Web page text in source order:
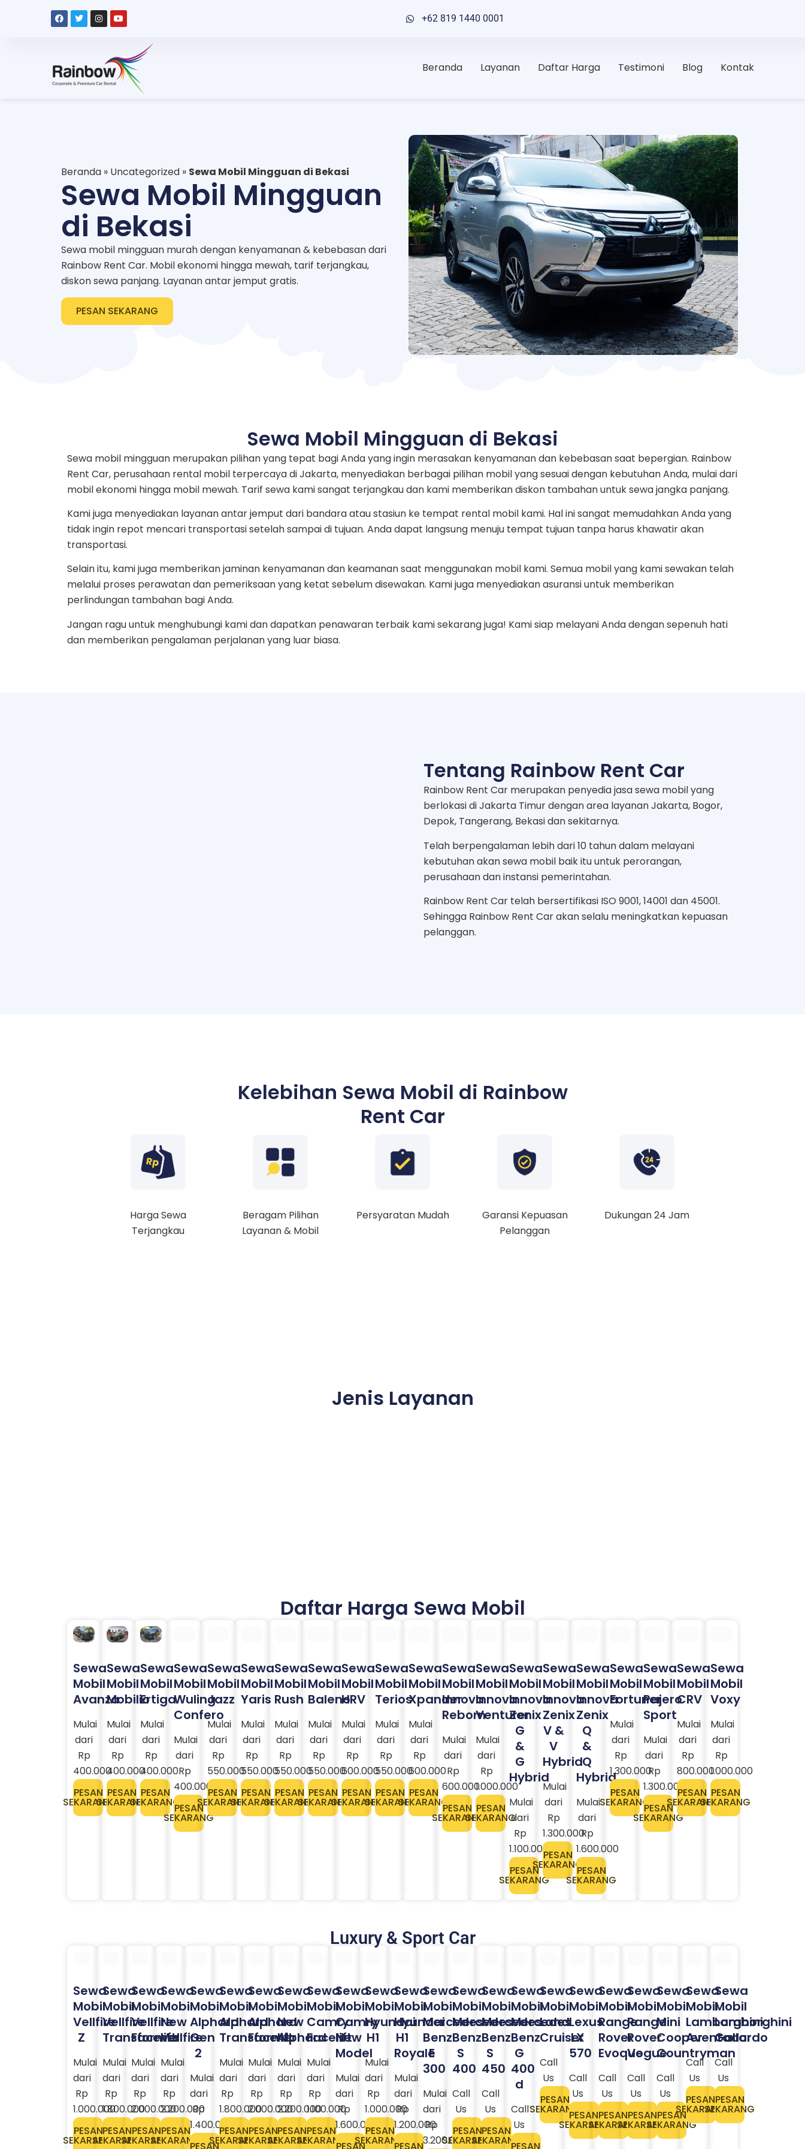
+62 819 1440 0001
Beranda Layanan Daftar Harga Testimoni Blog Kontak
Beranda » Uncategorized » Sewa Mobil Mingguan di Bekasi
Sewa Mobil Mingguan
di Bekasi
Sewa mobil mingguan murah dengan kenyamanan & kebebasan dari
Rainbow Rent Car. Mobil ekonomi hingga mewah, tarif terjangkau,
diskon sewa panjang. Layanan antar jemput gratis.
PESAN SEKARANG
Sewa Mobil Mingguan di Bekasi
Sewa mobil mingguan merupakan pilihan yang tepat bagi Anda yang ingin merasakan kenyamanan dan kebebasan saat bepergian. Rainbow
Rent Car, perusahaan rental mobil terpercaya di Jakarta, menyediakan berbagai pilihan mobil yang sesuai dengan kebutuhan Anda, mulai dari
mobil ekonomi hingga mobil mewah. Tarif sewa kami sangat terjangkau dan kami memberikan diskon tambahan untuk sewa jangka panjang.
Kami juga menyediakan layanan antar jemput dari bandara atau stasiun ke tempat rental mobil kami. Hal ini sangat memudahkan Anda yang
tidak ingin repot mencari transportasi setelah sampai di tujuan. Anda dapat langsung menuju tempat tujuan tanpa harus khawatir akan
transportasi.
Selain itu, kami juga memberikan jaminan kenyamanan dan keamanan saat menggunakan mobil kami. Semua mobil yang kami sewakan telah
melalui proses perawatan dan pemeriksaan yang ketat sebelum disewakan. Kami juga menyediakan asuransi untuk memberikan
perlindungan tambahan bagi Anda.
Jangan ragu untuk menghubungi kami dan dapatkan penawaran terbaik kami sekarang juga! Kami siap melayani Anda dengan sepenuh hati
dan memberikan pengalaman perjalanan yang luar biasa.
Tentang Rainbow Rent Car
Rainbow Rent Car merupakan penyedia jasa sewa mobil yang
berlokasi di Jakarta Timur dengan area layanan Jakarta, Bogor,
Depok, Tangerang, Bekasi dan sekitarnya.
Telah berpengalaman lebih dari 10 tahun dalam melayani
kebutuhan akan sewa mobil baik itu untuk perorangan,
perusahaan dan instansi pemerintahan.
Rainbow Rent Car telah bersertifikasi ISO 9001, 14001 dan 45001.
Sehingga Rainbow Rent Car akan selalu meningkatkan kepuasan
pelanggan.
Kelebihan Sewa Mobil di Rainbow
Rent Car
Harga Sewa
Terjangkau
Beragam Pilihan
Layanan & Mobil
Persyaratan Mudah
Garansi Kepuasan
Pelanggan
Dukungan 24 Jam
Jenis Layanan
Daftar Harga Sewa Mobil
Sewa
Mobil
Avanza
Mulai
dari
Rp
400.000
PESAN
SEKARANG
Sewa
Mobil
Mobilio
Mulai
dari
Rp
400.000
PESAN
SEKARANG
Sewa
Mobil
Ertiga
Mulai
dari
Rp
400.000
PESAN
SEKARANG
Sewa
Mobil
Wuling
Confero
Mulai
dari
Rp
400.000
PESAN
SEKARANG
Sewa
Mobil
Jazz
Mulai
dari
Rp
550.000
PESAN
SEKARANG
Sewa
Mobil
Yaris
Mulai
dari
Rp
550.000
PESAN
SEKARANG
Sewa
Mobil
Rush
Mulai
dari
Rp
550.000
PESAN
SEKARANG
Sewa
Mobil
Baleno
Mulai
dari
Rp
550.000
PESAN
SEKARANG
Sewa
Mobil
HRV
Mulai
dari
Rp
600.000
PESAN
SEKARANG
Sewa
Mobil
Terios
Mulai
dari
Rp
550.000
PESAN
SEKARANG
Sewa
Mobil
Xpander
Mulai
dari
Rp
600.000
PESAN
SEKARANG
Sewa
Mobil
Innova
Reborn
Mulai
dari
Rp
600.000
PESAN
SEKARANG
Mobil
Innova
Venturer
dari
Rp
1.000.000
PESAN
SEKARANG
Mobil
Innova
Zenix
G
&
G
Hybrid
Mulai
dari
Rp
1.100.000
PESAN
SEKARANG
Mobil
Innova
Zenix
V &
V
Hybrid
Mulai
dari
Rp
1.300.000
PESAN
SEKARANG
Mobil
Innova
Zenix
Q
&
Q
Hybrid
Mulai
dari
Rp
1.600.000
PESAN
SEKARANG
Mobil
Fortuner
dari
Rp
1.300.000
PESAN
SEKARANG
Mobil
Pajero
Sport
Mulai
dari
Rp
1.300.000
PESAN
SEKARANG
Sewa
Mobil
CRV
Mulai
dari
Rp
800.000
PESAN
SEKARANG
Sewa
Mobil
Voxy
Mulai
dari
Rp
1.000.000
PESAN
SEKARANG
Mobil
Vellfire
Z
dari
Rp
1.000.000
PESAN
SEKARANG
Mobil
Vellfire
Transformer
dari
Rp
1.800.000
PESAN
SEKARANG
Mobil
Vellfire
Facelift
dari
Rp
2.000.000
PESAN
SEKARANG
Mobil
New
Vellfire
dari
Rp
2.200.000
PESAN
SEKARANG
Mobil
Alphard
Gen
2
dari
Rp
1.400.000
PESAN
SEKARANG
Mobil
Alphard
Transformer
dari
Rp
1.800.000
PESAN
SEKARANG
Mobil
Alphard
Facelift
dari
Rp
2.000.000
PESAN
SEKARANG
Mobil
New
Alphard
Mulai
dari
Rp
2.200.000
PESAN
SEKARANG
Mobil
Camry
Facelift
dari
Rp
1.100.000
PESAN
SEKARANG
Mobil
Camry
New
Model
dari
Rp
1.600.000
PESAN
SEKARANG
Mobil
Hyundai
H1
Mulai
dari
Rp
1.000.000
PESAN
SEKARANG
Mobil
Hyundai
H1
Royale
Mulai
dari
Rp
1.200.000
PESAN
SEKARANG
Mobil
Mercedes
Benz
E
300
dari
Rp
3.200.000​
Mobil
Mercedes
Benz
S
400
Us
PESAN
SEKARANG
Mobil
Mercedes
Benz
S
450
Us
PESAN
SEKARANG
Mobil
Mercedes
Benz
G
400
d
Us
PESAN
SEKARANG
Mobil
Land
Cruiser
Us
PESAN
SEKARANG
Mobil
Lexus
LX
570
Us
PESAN
SEKARANG
Mobil
Range
Rover
Evoque
Us
PESAN
SEKARANG
Mobil
Range
Rover
Vogue
Call
Us
PESAN
SEKARANG
Mobil
Mini
Cooper
Countryman
Us
PESAN
SEKARANG
Mobil
Lamborghini
Aventador
Call
Us
PESAN
SEKARANG
Mobil
Lamborghini
Gallardo
Call
Us
PESAN
SEKARANG